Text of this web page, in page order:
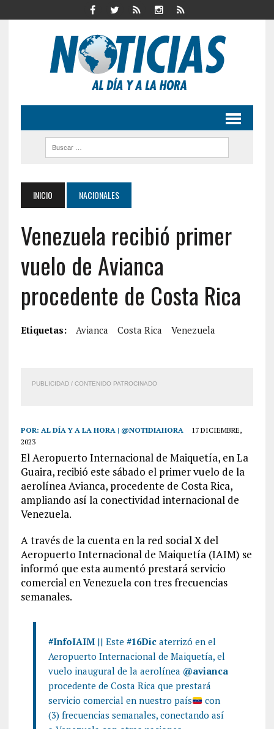
INICIO NACIONALES
Venezuela recibió primer
vuelo de Avianca
procedente de Costa Rica
Etiquetas: Avianca Costa Rica Venezuela
PUBLICIDAD / CONTENIDO PATROCINADO
POR: AL DÍA Y A LA HORA | @NOTIDIAHORA
17 DICIEMBRE,
2023
El Aeropuerto Internacional de Maiquetía, en La
Guaira, recibió este sábado el primer vuelo de la
aerolínea Avianca, procedente de Costa Rica,
ampliando así la conectividad internacional de
Venezuela.
A través de la cuenta en la red social X del
Aeropuerto Internacional de Maiquetía (IAIM) se
informó que esta aumentó prestará servicio
comercial en Venezuela con tres frecuencias
semanales.
#InfoIAIM|| Este #16Dicaterrizó en el
Aeropuerto Internacional de Maiquetía, el
vuelo inaugural de la aerolínea @avianca
procedente de Costa Rica que prestará
servicio comercial en nuestro país
con
(3) frecuencias semanales, conectando así